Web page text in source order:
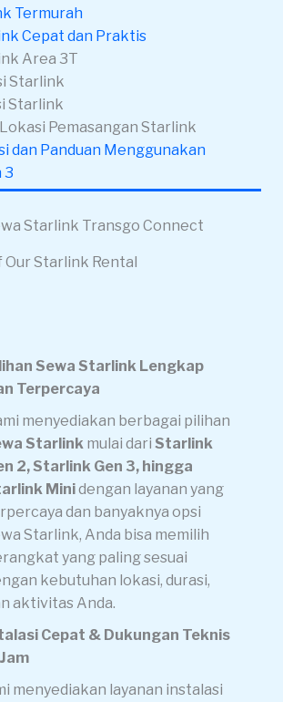
Termurah
Cepat dan Praktis
Area 3T
Starlink
Starlink
Pemasangan Starlink
dan Panduan Menggunakan
3
Starlink Transgo Connect
Our Starlink Rental
Sewa Starlink Lengkap
Terpercaya
menyediakan berbagai pilihan
Starlink mulai dari Starlink
2, Starlink Gen 3, hingga
Minidengan layanan yang
dan banyaknya opsi
Starlink, Anda bisa memilih
yang paling sesuai
kebutuhan lokasi, durasi,
aktivitas Anda.
Cepat & Dukungan Teknis
menyediakan layanan instalasi